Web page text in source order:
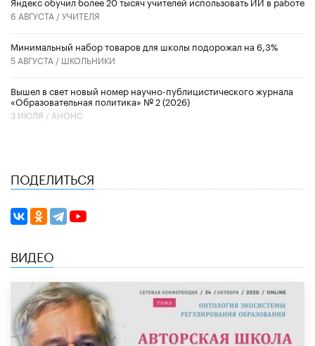
6 АВГУСТА /УЧИТЕЛЯ
Минимальный набор товаров для школы подорожал на 6,3%
5 АВГУСТА / ШКОЛЬНИКИ
Вышел в свет новый номер научно-публицистического журнала
«Образовательная политика» № 2 (2026)
3 ИЮЛЯ / АНОНС
ПОДЕЛИТЬСЯ
ВИДЕО